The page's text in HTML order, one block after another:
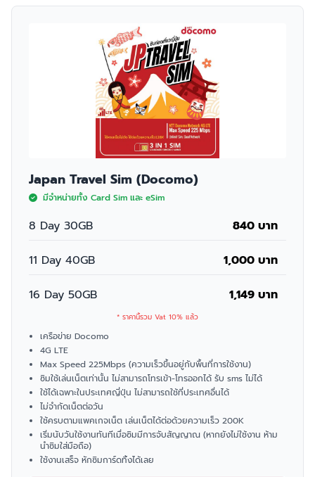
Japan Travel Sim (Docomo)
มีจำหน่ายทั้ง Card Sim และ eSim
8 Day 30GB 840 บาท
11 Day 40GB 1,000 บาท
16 Day 50GB 1,149 บาท
* ราคานี้รวม Vat 10% แล้ว
เครือข่าย Docomo
4G LTE
Max Speed 225Mbps (ความเร็วขึ้นอยู่กับพื้นที่การใช้งาน)
ซิมใช้เล่นเน็ตเท่านั้น ไม่สามารถโทรเข้า-โทรออกได้ รับ sms ไม่ได้
ใช้ได้เฉพาะในประเทศญี่ปุ่น ไม่สามารถใช้ที่ประเทศอื่นได้
ไม่จำกัดเน็ตต่อวัน
ใช้ครบตามแพคเกจเน็ต เล่นเน็ตได้ต่อด้วยความเร็ว 200K
เริ่มนับวันใช้งานทันทีเมื่อซิมมีการจับสัญญาณ (หากยังไม่ใช้งาน ห้าม
นำซิมใส่มือถือ)
ใช้งานเสร็จ หักซิมการ์ดทิ้งได้เลย